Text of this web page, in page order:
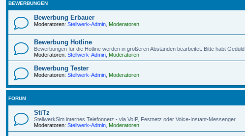
BEWERBUNGEN
Bewerbung Erbauer
Moderatoren: Stellwerk-Admin Moderatoren
Bewerbung Hotline
Bewerbungen für die Hotline werden in größeren Abständen bearbeitet. Bitte habt Geduld.
Moderatoren: Stellwerk-Admin Moderatoren
Bewerbung Tester
Moderatoren: Stellwerk-Admin Moderatoren
FORUM
StiTz
StellwerkSim internes Telefonnetz - via VoIP, Festnetz oder Voice-Instant-Messenger.
Moderatoren: Stellwerk-Admin Moderatoren